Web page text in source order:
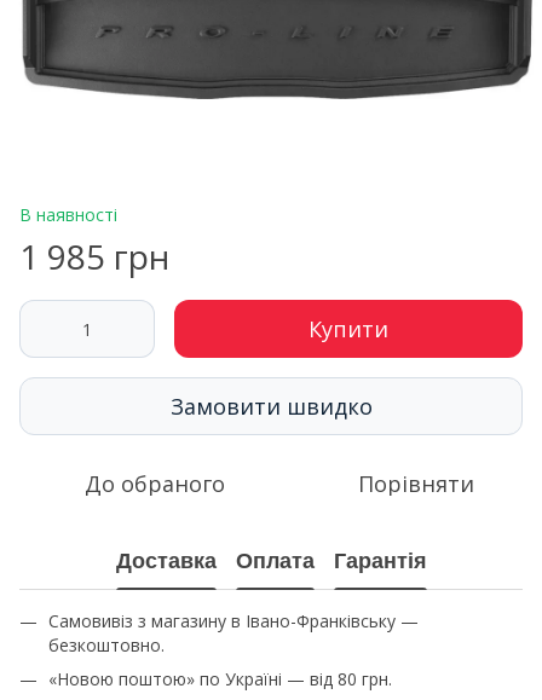
В наявності
1 985 грн
Купити
Замовити швидко
До обраного Порівняти
Доставка Оплата Гарантія
Самовивіз з магазину в Івано-Франківську —
безкоштовно.
«Новою поштою» по Україні — від 80 грн.